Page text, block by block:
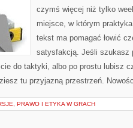
czymś więcej niż tylko
miejsce, w którym
tekst ma pomagać łowić
satysfakcją. Jeśli szukasz
do taktyki, albo po prostu lubisz
tu przyjazną przestrzeń.
PRAWO I ETYKA W GRACH